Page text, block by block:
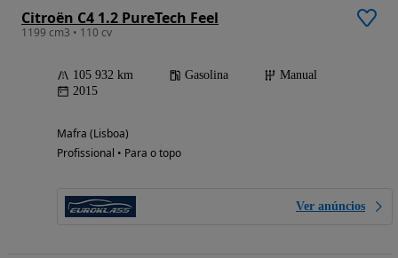
Citroën C4 1.2 PureTech Feel
1199 cm3 • 110 cv
105 932 km Gasolina
Manual
2015
Mafra (Lisboa)
Profissional • Para o topo
Ver anúncios